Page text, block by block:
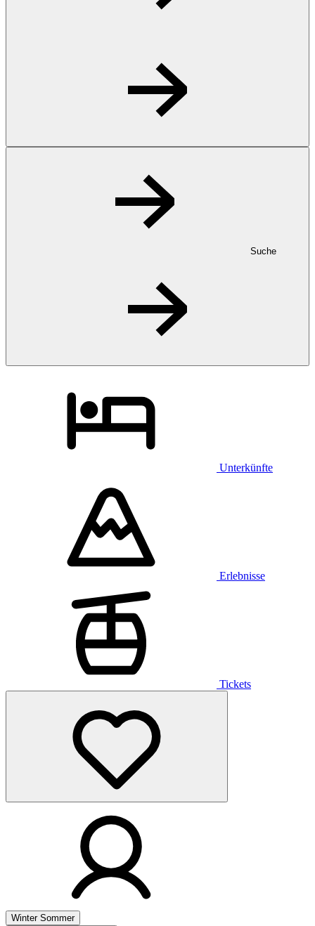
Suche
Unterkünfte
Erlebnisse
Tickets
Winter Sommer